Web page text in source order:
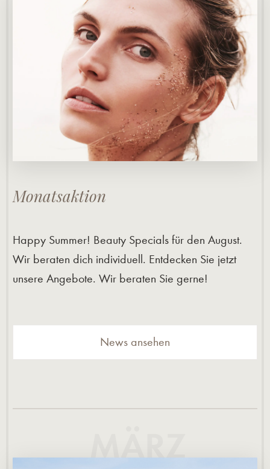
Monatsaktion
Happy Summer! Beauty Specials für den August.
Wir beraten dich individuell. Entdecken Sie jetzt
unsere Angebote. Wir beraten Sie gerne!
News ansehen
MÄRZ